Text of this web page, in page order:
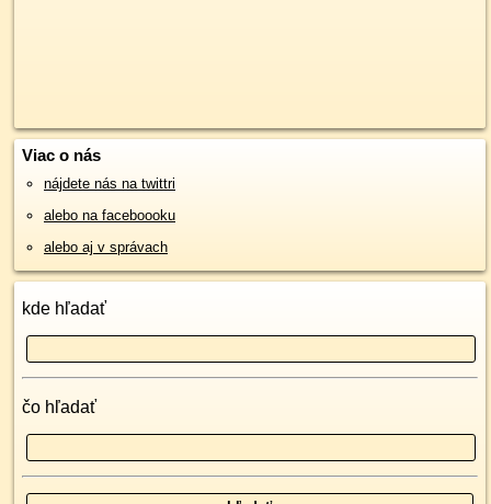
Viac o nás
nájdete nás na twittri
alebo na faceboooku
alebo aj v správach
kde hľadať
čo hľadať